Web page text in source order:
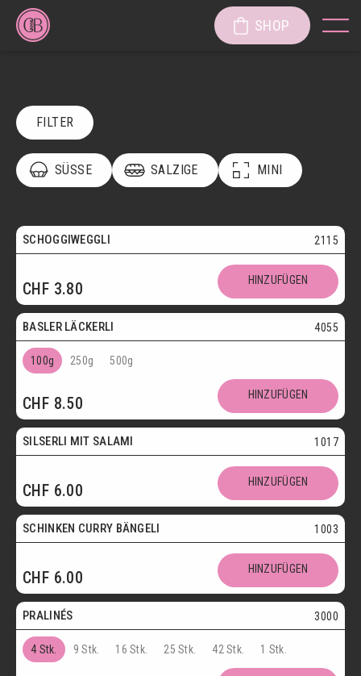
SHOP
FILTER
SÜSSE SALZIGE MINI
SÜSSE KÖSTLICHKEITEN
SÜSSGEBÄCK
KUCHEN/TORTEN/CAKES/WÄHEN LÄGGERLI
SCHOKOLADENSPEZIALITÄTEN
MAIKÄFER
SALZIGE KÖSTLICHKEITEN
SILSERLI
BELEGTE BRÖTCHEN
BROTWAREN
BACKWAREN FASTENWAIE
SCHOGGIWEGGLI 2115
CHF 3.80 HINZUFÜGEN
Vegetarisch
BASLER LÄCKERLI 4055
100g 250g 500g
CHF 8.50 HINZUFÜGEN
SILSERLI MIT SALAMI 1017
CHF 6.00 HINZUFÜGEN
SCHINKEN CURRY BÄNGELI 1003
CHF 6.00 HINZUFÜGEN
Postversand
PRALINÉS 3000
4 Stk. 9 Stk. 16 Stk. 25 Stk. 42 Stk. 1 Stk.